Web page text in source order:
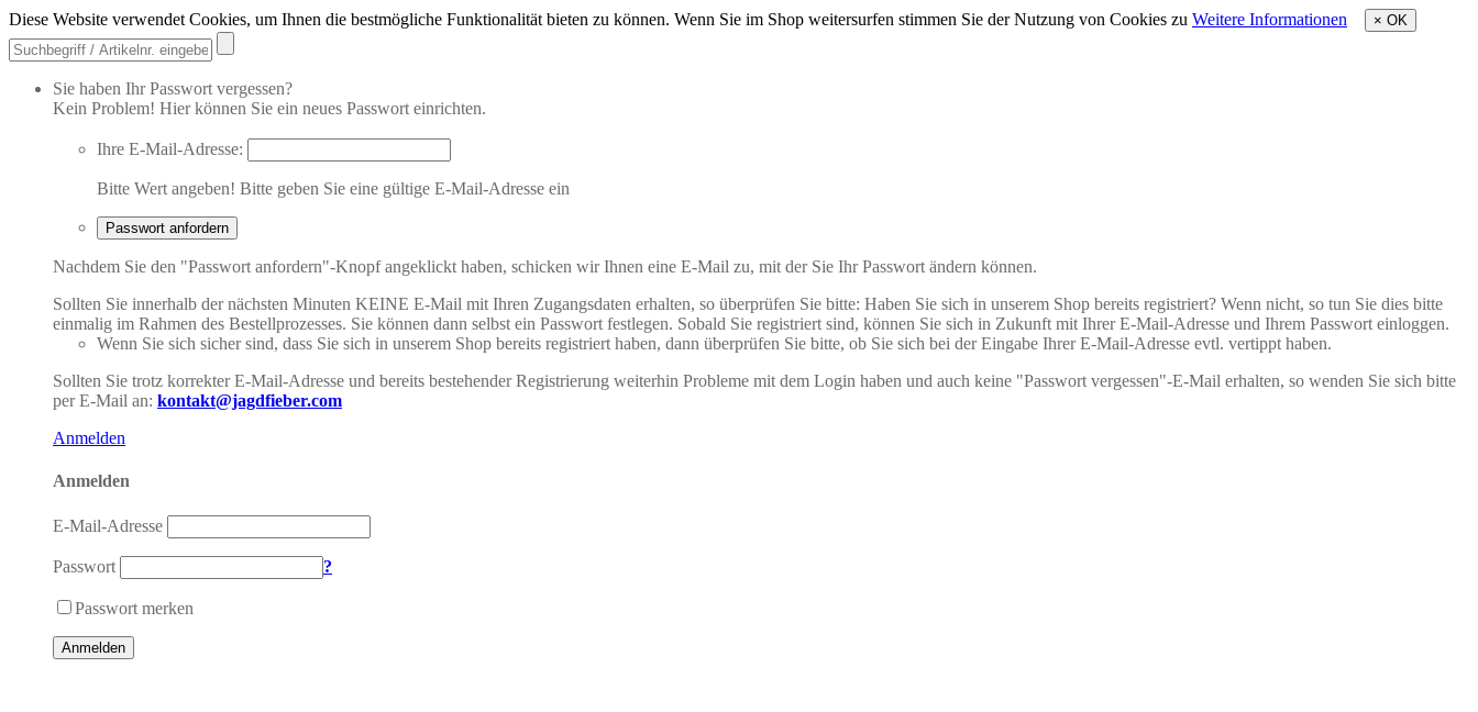
Diese Website verwendet Cookies, um Ihnen die bestmögliche Funktionalität bieten zu können. Wenn Sie im Shop weitersurfen stimmen Sie der Nutzung von Cookies zu Weitere Informationen × OK
Sie haben Ihr Passwort vergessen?
Kein Problem! Hier können Sie ein neues Passwort einrichten.
Ihre E-Mail-Adresse:
Bitte Wert angeben! Bitte geben Sie eine gültige E-Mail-Adresse ein
Passwort anfordern
Nachdem Sie den "Passwort anfordern"-Knopf angeklickt haben, schicken wir Ihnen eine E-Mail zu, mit der Sie Ihr Passwort ändern können.
Sollten Sie innerhalb der nächsten Minuten KEINE E-Mail mit Ihren Zugangsdaten erhalten, so überprüfen Sie bitte: Haben Sie sich in unserem Shop bereits registriert? Wenn nicht, so tun Sie dies bitte
einmalig im Rahmen des Bestellprozesses. Sie können dann selbst ein Passwort festlegen. Sobald Sie registriert sind, können Sie sich in Zukunft mit Ihrer E-Mail-Adresse und Ihrem Passwort einloggen.
Wenn Sie sich sicher sind, dass Sie sich in unserem Shop bereits registriert haben, dann überprüfen Sie bitte, ob Sie sich bei der Eingabe Ihrer E-Mail-Adresse evtl. vertippt haben.
Sollten Sie trotz korrekter E-Mail-Adresse und bereits bestehender Registrierung weiterhin Probleme mit dem Login haben und auch keine "Passwort vergessen"-E-Mail erhalten, so wenden Sie sich bitte
per E-Mail an: kontakt@jagdfieber.com
Anmelden
Anmelden
E-Mail-Adresse
Passwort ?
Passwort merken
Anmelden